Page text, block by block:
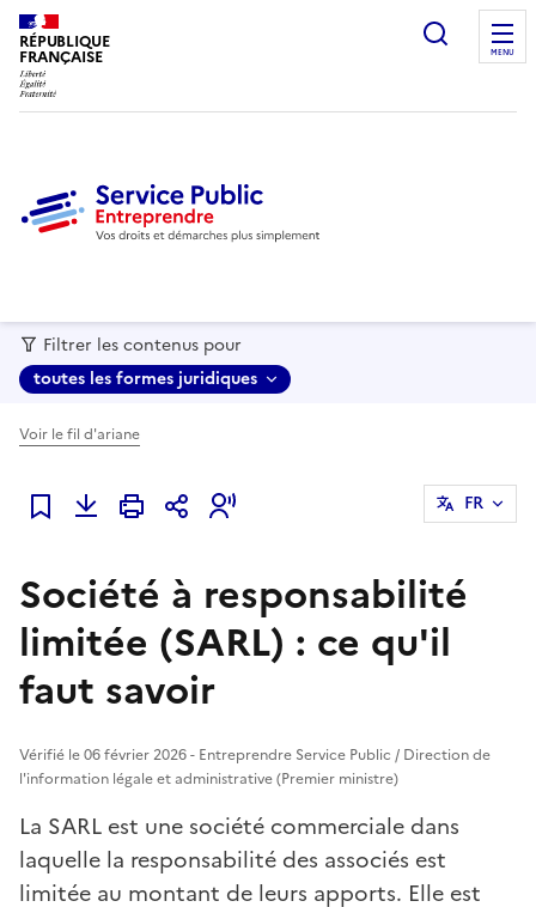
RÉPUBLIQUE
FRANÇAISE MENU
Filtrer les contenus pour
toutes les formes juridiques
Voir le fil d'ariane
Ajouter à mes favoris
FR
Société à responsabilité
limitée (SARL) : ce qu'il
faut savoir
Vérifié le 06 février 2026 - Entreprendre Service Public / Direction de
l'information légale et administrative (Premier ministre)
La SARL est une société commerciale dans
laquelle la responsabilité des associés est
limitée au montant de leurs apports. Elle est